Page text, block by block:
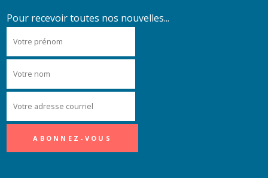
Pour recevoir toutes nos nouvelles...